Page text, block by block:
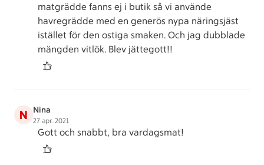
matgrädde fanns ej i butik så vi använde
havregrädde med en generös nypa näringsjäst
istället för den ostiga smaken. Och jag dubblade
mängden vitlök. Blev jättegott!!
N Nina
27 apr. 2021
Gott och snabbt, bra vardagsmat!